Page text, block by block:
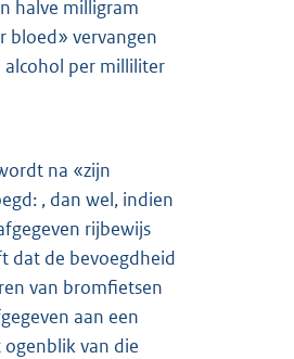
halve milligram
bloed» vervangen
per milliliter
na «zijn
, dan wel, indien
rijbewijs
dat de bevoegdheid
van bromfietsen
aan een
van die